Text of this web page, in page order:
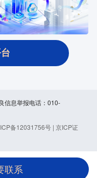
联系
信息举报电话：010-
备12031756号 | 京ICP证